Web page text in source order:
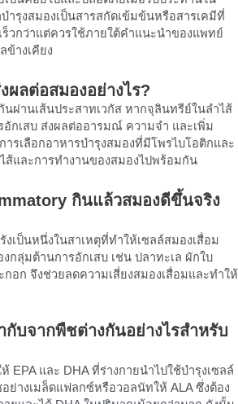
รุงสมองเป็นสารสกัดเข้มข้นหรือสารเคมีที่
วกว่าแต่ควรใช้ภายใต้คำแนะนำของแพทย์
ข้างเคียง
ผลต่อสมองอย่างไร?
นผ่านเส้นประสาทเวกัส หากจุลินทรีย์ในลำไส้
อักเสบ ส่งผลต่ออารมณ์ ความจำ และเพิ่ม
ารเลือกอาหารบำรุงสมองที่มีโพรไบโอติกและ
ส้และการทำงานของสมองไปพร้อมกัน
กินแล้วสมองดีขึ้นจริง
งเป็นหนึ่งในสาเหตุที่ทำให้เซลล์สมองเสื่อม
กลุ่มต้านการอักเสบ เช่น ปลาทะเล ผักใบ
กอก จึงช่วยลดความเสี่ยงสมองเสื่อมและทำให้
กับจากพืชต่างกันอย่างไรสำหรับ
EPA และ DHA ที่ร่างกายนำไปใช้บำรุงเซลล์
ย่างเมล็ดแฟลกซ์หรือวอลนัทให้ ALA ซึ่งต้อง